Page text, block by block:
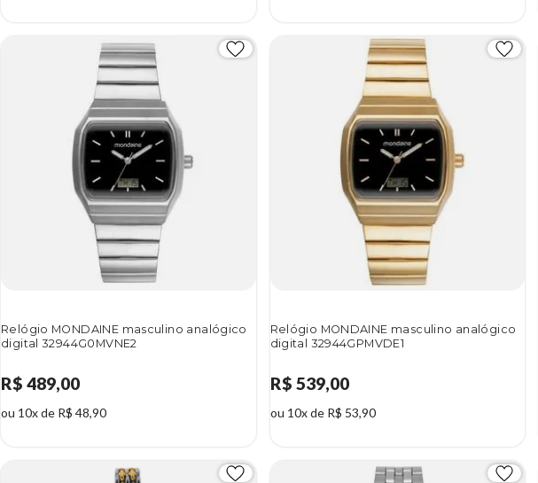
Relógio MONDAINE masculino analógico
digital 32944G0MVNE2
R$ 489,00
ou 10x de R$ 48,90
Relógio MONDAINE masculino analógico
digital 32944GPMVDE1
R$ 539,00
ou 10x de R$ 53,90